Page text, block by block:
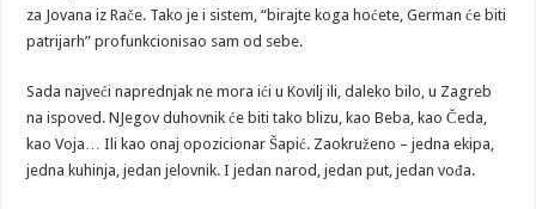
za Jovana iz Rače. Tako je i sistem, “birajte koga hoćete, German će biti
patrijarh” profunkcionisao sam od sebe.
Sada najveći naprednjak ne mora ići u Kovilj ili, daleko bilo, u Zagreb
na ispoved. NJegov duhovnik će biti tako blizu, kao Beba, kao Čeda,
kao Voja… Ili kao onaj opozicionar Šapić. Zaokruženo – jedna ekipa,
jedna kuhinja, jedan jelovnik. I jedan narod, jedan put, jedan vođa.